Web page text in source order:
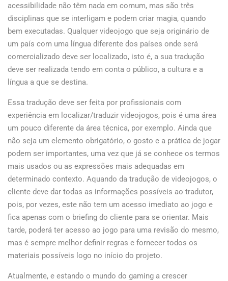
acessibilidade não têm nada em comum, mas são três
disciplinas que se interligam e podem criar magia, quando
bem executadas. Qualquer videojogo que seja originário de
um país com uma língua diferente dos países onde será
comercializado deve ser localizado, isto é, a sua tradução
deve ser realizada tendo em conta o público, a cultura e a
língua a que se destina.
Essa tradução deve ser feita por profissionais com
experiência em localizar/traduzir videojogos, pois é uma área
um pouco diferente da área técnica, por exemplo. Ainda que
não seja um elemento obrigatório, o gosto e a prática de jogar
podem ser importantes, uma vez que já se conhece os termos
mais usados ou as expressões mais adequadas em
determinado contexto. Aquando da tradução de videojogos, o
cliente deve dar todas as informações possíveis ao tradutor,
pois, por vezes, este não tem um acesso imediato ao jogo e
fica apenas com o briefing do cliente para se orientar. Mais
tarde, poderá ter acesso ao jogo para uma revisão do mesmo,
mas é sempre melhor definir regras e fornecer todos os
materiais possíveis logo no início do projeto.
Atualmente, e estando o mundo do gaming a crescer